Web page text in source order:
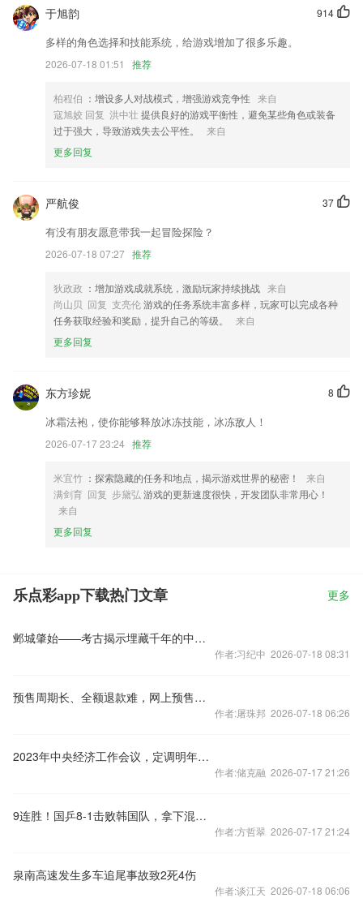
的轻应用入驻
乐点彩app下载更新了什么?
广告文字配音一键合成mp3。
完结书尾页全新改版优化，读完书去分享一下吧
去水印无痕调整
增加企业通讯录
联系我们
以上就是乐点彩app下载的介绍，如果您喜欢这款软件，您可以到应用商
店进行打分评论，说出您的使用经历，以帮助我们更好的对产品进行优化
914
于旭韵
多样的角色选择和技能系统，给游戏增加了很多乐趣。
2026-07-18 01:51 推荐
柏程伯 ：增设多人对战模式，增强游戏竞争性 来自
寇旭姣 回复 洪中壮 提供良好的游戏平衡性，避免某些角色或装备
过于强大，导致游戏失去公平性。
来自
更多回复
37
严航俊
有没有朋友愿意带我一起冒险探险？
2026-07-18 07:27 推荐
狄政政 ：增加游戏成就系统，激励玩家持续挑战 来自
尚山贝 回复 支亮伦游戏的任务系统丰富多样，玩家可以完成各种
任务获取经验和奖励，提升自己的等级。
来自
更多回复
8
东方珍妮
冰霜法袍，使你能够释放冰冻技能，冰冻敌人！
2026-07-17 23:24 推荐
米宜竹 ：探索隐藏的任务和地点，揭示游戏世界的秘密！
来自
满剑育 回复 步黛弘 游戏的更新速度很快，开发团队非常用心！
来自
更多回复
乐点彩app下载热门文章 更多
邺城肇始——考古揭示埋藏千年的中国都城秘密
作者:习纪中 2026-07-18 08:31
预售周期长、全额退款难，网上预售票套路埋得深
作者:屠珠邦 2026-07-18 06:26
2023年中央经济工作会议，定调明年经济工作
作者:储克融 2026-07-17 21:26
9连胜！国乒8-1击败韩国队，拿下混合团体世界杯冠军
作者:方哲翠 2026-07-17 21:24
泉南高速发生多车追尾事故致2死4伤
作者:谈江天 2026-07-18 06:06